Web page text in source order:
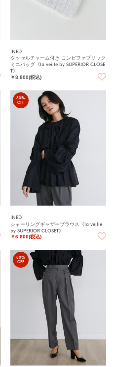
INED
タッセルチャーム付き コンビファブリック
ミニバッグ《la veille by SUPERIOR CLOSE
T》
￥8,800(税込)
80%
OFF
INED
シャーリングギャザーブラウス《la veille
by SUPERIOR CLOSET》
￥6,600(税込)
80%
OFF